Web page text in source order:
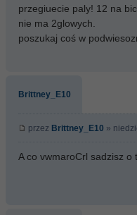
przegiuecie paly! 12 na
nie ma 2glowych.
poszukaj coś w
Brittney_E10
przez Brittney_E10 »
A co vwmaroCrl sadzisz o